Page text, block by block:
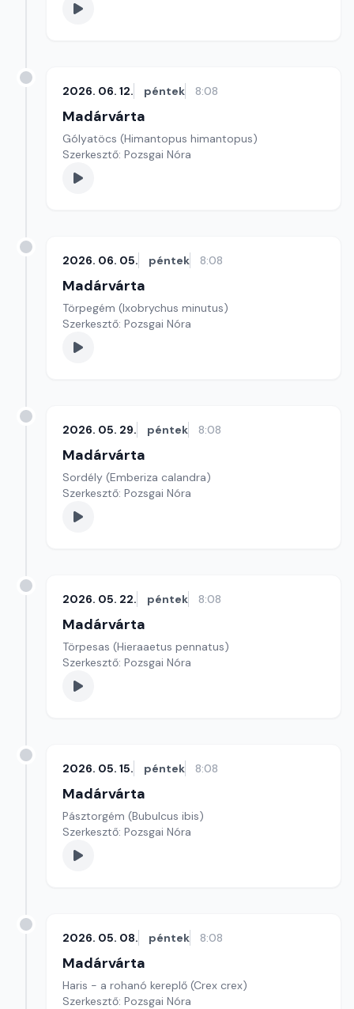
2026. 06. 12. péntek 8:08
Madárvárta
Gólyatöcs (Himantopus himantopus)
Szerkesztő: Pozsgai Nóra
2026. 06. 05. péntek 8:08
Madárvárta
Törpegém (Ixobrychus minutus)
Szerkesztő: Pozsgai Nóra
2026. 05. 29. péntek 8:08
Madárvárta
Sordély (Emberiza calandra)
Szerkesztő: Pozsgai Nóra
2026. 05. 22. péntek 8:08
Madárvárta
Törpesas (Hieraaetus pennatus)
Szerkesztő: Pozsgai Nóra
2026. 05. 15. péntek 8:08
Madárvárta
Pásztorgém (Bubulcus ibis)
Szerkesztő: Pozsgai Nóra
2026. 05. 08. péntek 8:08
Madárvárta
Haris - a rohanó kereplő (Crex crex)
Szerkesztő: Pozsgai Nóra